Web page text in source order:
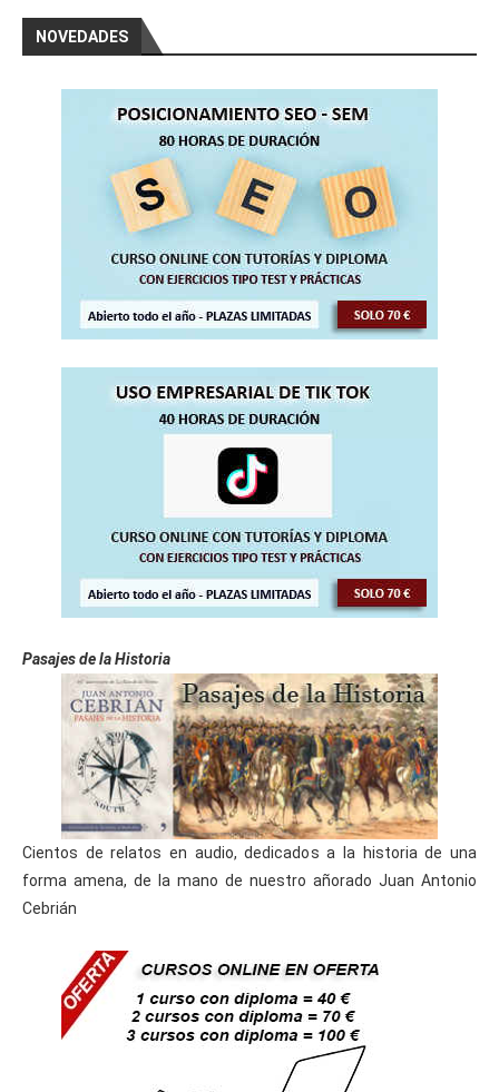
NOVEDADES
Pasajes de la Historia
Cientos de relatos en audio, dedicados a la historia de una
forma amena, de la mano de nuestro añorado Juan Antonio
Cebrián